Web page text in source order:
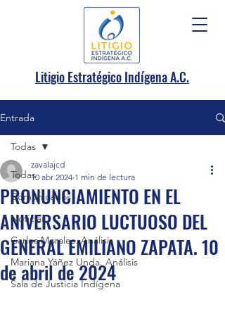
Litigio Estratégico Indígena A.C.
Entrada
Todas
Comunicados
Noticias
Carlos Morales. Análisis
Mariana Yáñez Unda. Análisis
Sala de Justicia Indígena
Todas
PRONUNCIAMIENTO EN EL
ANIVERSARIO LUCTUOSO DEL
GENERAL EMILIANO ZAPATA. 10
de abril de 2024
zavalajcd
10 abr 2024 1 min de lectura